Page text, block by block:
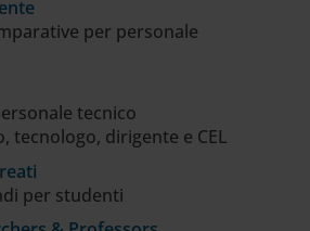
per personale
tecnico
tecnologo, dirigente e CEL
per studenti